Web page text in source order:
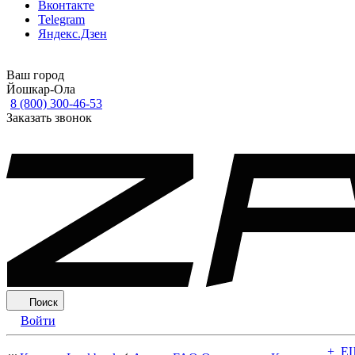
Вконтакте
Telegram
Яндекс.Дзен
Ваш город
Йошкар-Ола
8 (800) 300-46-53
Заказать звонок
Поиск
Войти
+